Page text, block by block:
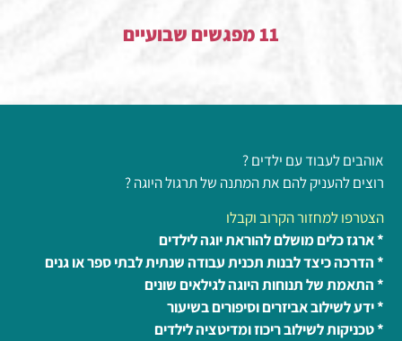
11 מפגשים שבועיים
אוהבים לעבוד עם ילדים ?
רוצים להעניק להם את המתנה של תרגול היוגה ?
הצטרפו למחזור הקרוב וקבלו
* ארגז כלים מושלם להוראת יוגה לילדים
* הדרכה כיצד לבנות תכנית עבודה שנתית לבתי ספר או גנים
* התאמת של תנוחות היוגה לגילאים שונים
* ידע לשילוב אביזרים וסיפורים בשיעור
* טכניקות לשילוב ריכוז ומדיטציה לילדים